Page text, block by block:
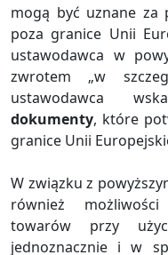
mogą być uznane za
poza granice Unii
ustawodawca w
zwrotem „w
ustawodawca
dokumenty, które
granice Unii
W związku z
również
towarów przy
jednoznacznie i w